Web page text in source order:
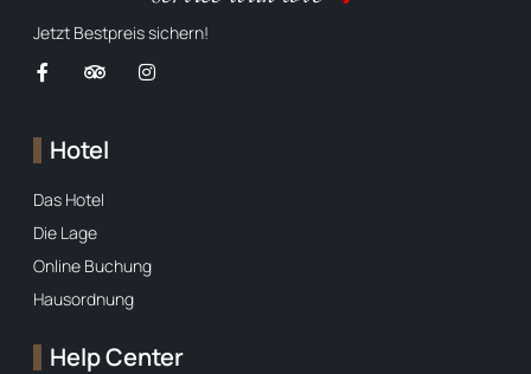
Jetzt Bestpreis sichern!
Hotel
Das Hotel
Die Lage
Online Buchung
Hausordnung
Help Center